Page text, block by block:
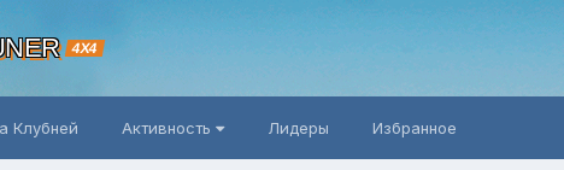
4X4
Клубней Активность Лидеры Избранное